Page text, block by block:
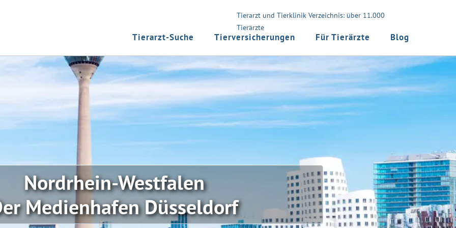
Tierarzt und Tierklinik Verzeichnis: über 11.000
Tierärzte
Tierarzt-Suche Tierversicherungen Für Tierärzte Blog
Nordrhein-Westfalen
Medienhafen Düsseldorf